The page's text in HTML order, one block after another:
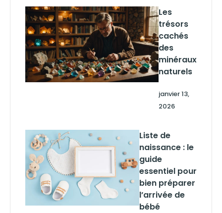
Les
trésors
cachés
des
minéraux
naturels
janvier 13,
2026
Liste de
naissance : le
guide
essentiel pour
bien préparer
l’arrivée de
bébé